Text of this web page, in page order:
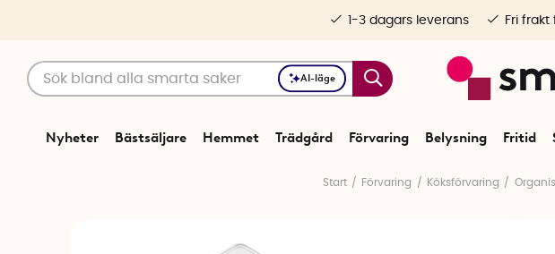
AI-läge
Nyheter Bästsäljare Hemmet Trädgård Förvaring Belysning Fritid
1-3 dagars leverans Fri frakt
Start Förvaring Köksförvaring